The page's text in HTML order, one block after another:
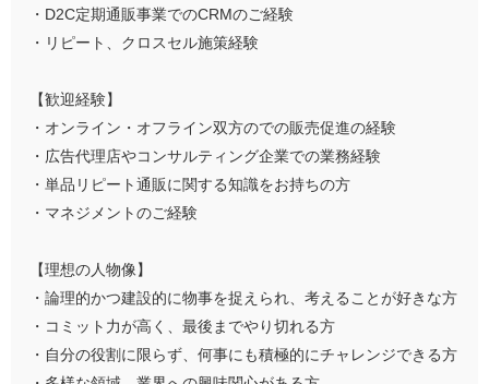
・D2C定期通販事業でのCRMのご経験
・リピート、クロスセル施策経験
【歓迎経験】
・オンライン・オフライン双方のでの販売促進の経験
・広告代理店やコンサルティング企業での業務経験
・単品リピート通販に関する知識をお持ちの方
・マネジメントのご経験
【理想の人物像】
・論理的かつ建設的に物事を捉えられ、考えることが好きな方
・コミット力が高く、最後までやり切れる方
・自分の役割に限らず、何事にも積極的にチャレンジできる方